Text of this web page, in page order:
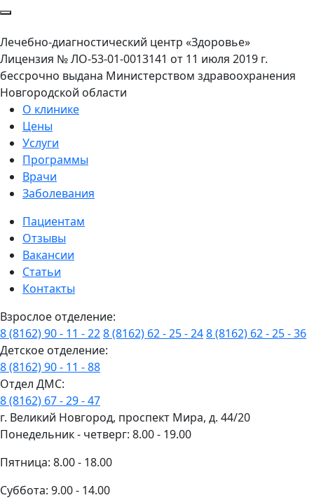
Лечебно-диагностический центр «Здоровье»
Лицензия № ЛО-53-01-0013141 от 11 июля 2019 г.
бессрочно выдана Министерством здравоохранения
Новгородской области
О клинике
Цены
Услуги
Программы
Врачи
Заболевания
Пациентам
Отзывы
Вакансии
Статьи
Контакты
Взрослое отделение:
8 (8162) 90 - 11 - 228 (8162) 62 - 25 - 248 (8162) 62 - 25 - 36
Детское отделение:
8 (8162) 90 - 11 - 88
Отдел ДМС:
8 (8162) 67 - 29 - 47
г. Великий Новгород, проспект Мира, д. 44/20
Понедельник - четверг: 8.00 - 19.00
Пятница: 8.00 - 18.00
Суббота: 9.00 - 14.00